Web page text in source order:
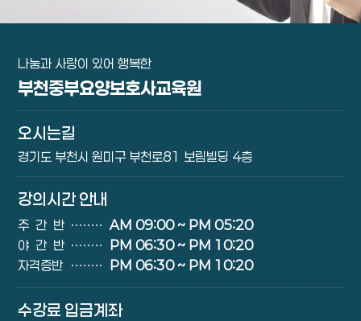
나눔과 사랑이 있어 행복한
부천중부요양보호사교육원
오시는길
경기도 부천시 원미구 부천로81 보림빌딩 4층
강의시간 안내
주간반 ∙∙∙∙∙∙∙∙AM 09:00 ~ PM 05:20
야간반 ∙∙∙∙∙∙∙∙
PM 06:30 ~ PM 10:20
자격증반 ∙∙∙∙∙∙∙∙ PM 06:30 ~ PM 10:20
수강료 입금계좌